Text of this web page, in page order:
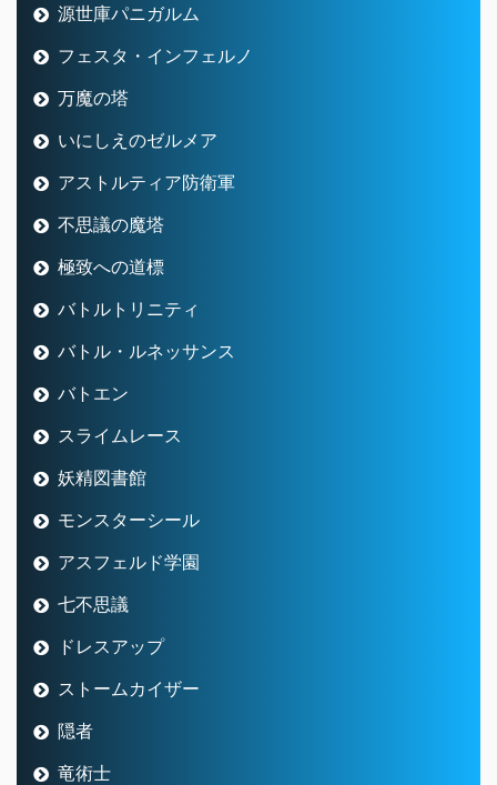
源世庫パニガルム
フェスタ・インフェルノ
万魔の塔
いにしえのゼルメア
アストルティア防衛軍
不思議の魔塔
極致への道標
バトルトリニティ
バトル・ルネッサンス
バトエン
スライムレース
妖精図書館
モンスターシール
アスフェルド学園
七不思議
ドレスアップ
ストームカイザー
隠者
竜術士